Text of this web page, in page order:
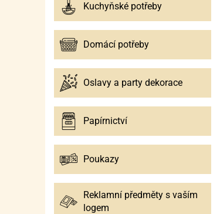
Kuchyňské potřeby
Domácí potřeby
Oslavy a party dekorace
Papírnictví
Poukazy
Reklamní předměty s vaším
logem